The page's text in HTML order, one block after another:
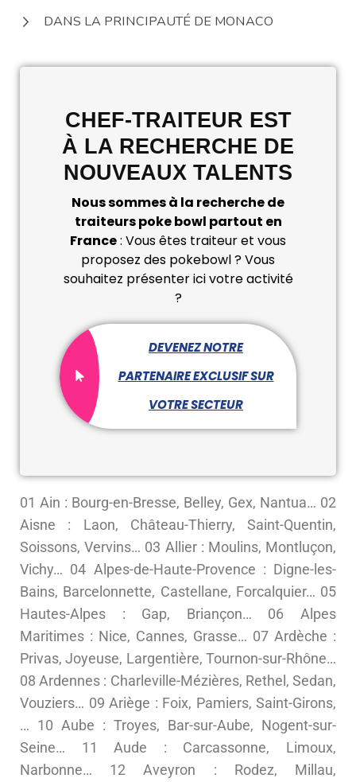
DANS LA PRINCIPAUTÉ DE MONACO
CHEF-TRAITEUR EST
À LA RECHERCHE DE
NOUVEAUX TALENTS
Nous sommes à la recherche de
traiteurs poke bowl partout en
France: Vous êtes traiteur et vous
proposez des pokebowl ? Vous
souhaitez présenter ici votre activité
?
DEVENEZ NOTRE
PARTENAIRE EXCLUSIF SUR
VOTRE SECTEUR
01 Ain : Bourg-en-Bresse, Belley, Gex, Nantua… 02
Aisne : Laon, Château-Thierry, Saint-Quentin,
Soissons, Vervins… 03 Allier : Moulins, Montluçon,
Vichy… 04 Alpes-de-Haute-Provence : Digne-les-
Bains, Barcelonnette, Castellane, Forcalquier… 05
Hautes-Alpes : Gap, Briançon… 06 Alpes
Maritimes : Nice, Cannes, Grasse… 07 Ardèche :
Privas, Joyeuse, Largentière, Tournon-sur-Rhône…
08 Ardennes : Charleville-Mézières, Rethel, Sedan,
Vouziers… 09 Ariège : Foix, Pamiers, Saint-Girons,
… 10 Aube : Troyes, Bar-sur-Aube, Nogent-sur-
Seine… 11 Aude : Carcassonne, Limoux,
Narbonne… 12 Aveyron : Rodez, Millau,